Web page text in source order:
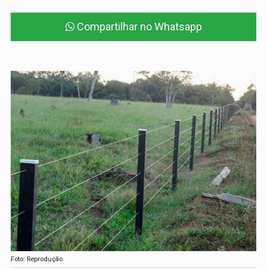
Compartilhar no Whatsapp
Foto: Reprodução